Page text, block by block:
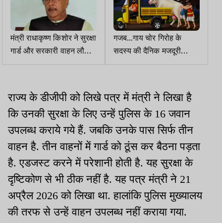
मंत्री राधाकृष्ण किशोर ने सुरक्षा
गार्ड और सरकारी वाहन लौटाए,
बिन काफिला कार्यक्रम में पहुंचे
गजब...गाय चोर गिरोह के
सदस्य की दैनिक मजदूरी
3000 रुपये
राज्य के डीजीपी को लिखे पत्र में मंत्री ने लिखा है
कि उनकी सुरक्षा के लिए उन्हें पुलिस के 16 जवान
उपलब्ध कराये गये हैं. जबकि उनके पास सिर्फ तीन
वाहन है. तीन वाहनों में गार्ड को ठूंस कर बैठना पड़ता
है. एडजस्ट करने में परेशानी होती है. यह सुरक्षा के
दृष्टिकोण से भी ठीक नहीं है. यह पत्र मंत्री ने 21
अप्रैल 2026 को लिखा था. हालांकि पुलिस मुख्यालय
की तरफ से उन्हें वाहन उपलब्ध नहीं कराया गया.